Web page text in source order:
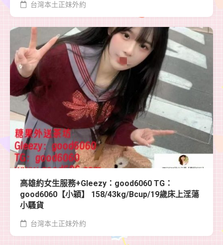
台灣本土正妹外約
高雄約女生服務+Gleezy：good6060 TG：
good6060【小穎】 158/43kg/Bcup/19歲床上淫蕩
小騷貨
台灣本土正妹外約